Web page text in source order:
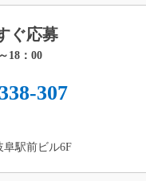
ぐ応募
18：00
307
駅前ビル6F